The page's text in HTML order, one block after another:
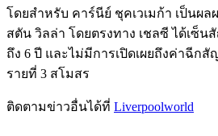
โดยสำหรับ คาร์นีย์ ชุคเวเมก้า เป็นผ
สตัน วิลล่า โดยตรงทาง เชลซี ได้เซ็
ถึง 6 ปี และไม่มีการเปิดเผยถึงค่าฉีก
รายที่ 3 สโมสร
ติดตามข่าวอื่นได้ที่ Liverpoolworld